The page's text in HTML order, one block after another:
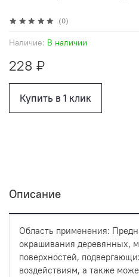
(0)
Наличие: В наличии
228 ₽
Купить в 1 клик
Описание
Область применения:
окрашивания деревянных,
поверхностей,
воздействиям, а также